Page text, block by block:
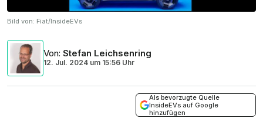
Bild von: Fiat/InsideEVs
Von: Stefan Leichsenring
12. Jul. 2024 um 15:56 Uhr
Als bevorzugte Quelle
InsideEVs auf Google
hinzufügen